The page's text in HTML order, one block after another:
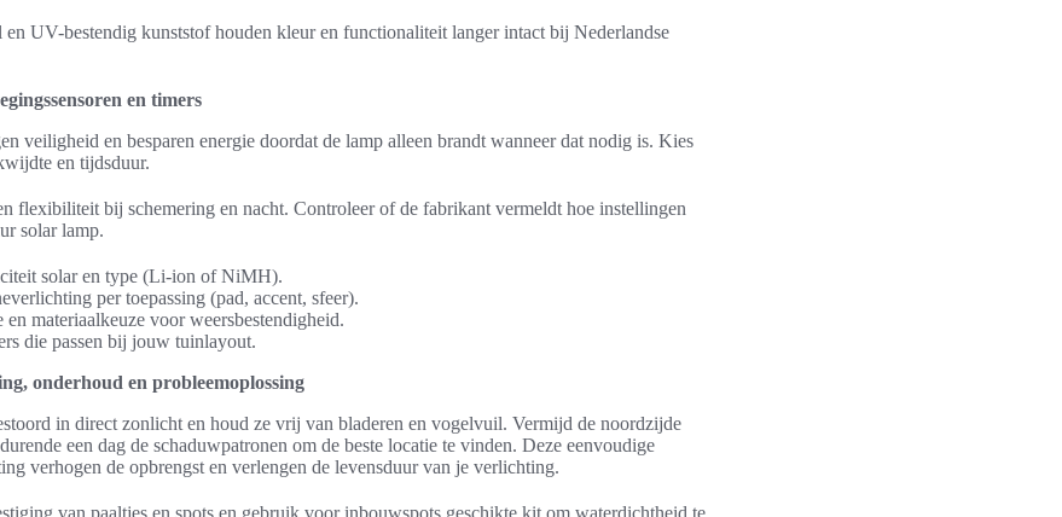
en UV-bestendig kunststof houden kleur en functionaliteit langer intact bij Nederlandse
en timers
veiligheid en besparen energie doordat de lamp alleen brandt wanneer dat nodig is. Kies
en tijdsduur.
flexibiliteit bij schemering en nacht. Controleer of de fabrikant vermeldt hoe instellingen
solar lamp.
solar en type (Li-ion of NiMH).
per toepassing (pad, accent, sfeer).
materiaalkeuze voor weersbestendigheid.
die passen bij jouw tuinlayout.
onderhoud en probleemoplossing
in direct zonlicht en houd ze vrij van bladeren en vogelvuil. Vermijd de noordzijde
een dag de schaduwpatronen om de beste locatie te vinden. Deze eenvoudige
verhogen de opbrengst en verlengen de levensduur van je verlichting.
van paaltjes en spots en gebruik voor inbouwspots geschikte kit om waterdichtheid te